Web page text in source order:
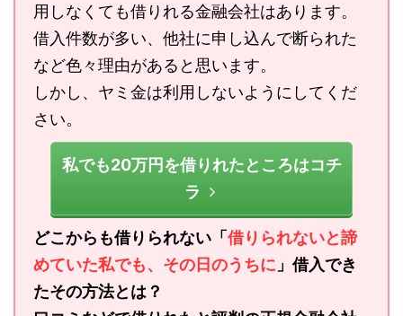
用しなくても借りれる金融会社はあります。
借入件数が多い、他社に申し込んで断られた
など色々理由があると思います。
しかし、ヤミ金は利用しないようにしてくだ
さい。
私でも20万円を借りれたところはコチ
ラ
どこからも借りられない「借りられないと諦
めていた私でも、その日のうちに 」借入でき
たその方法とは？